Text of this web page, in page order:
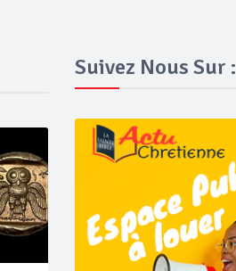
Suivez Nous Sur :